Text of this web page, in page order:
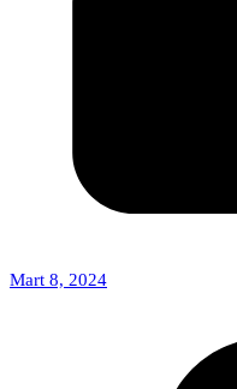
Mart 8, 2024